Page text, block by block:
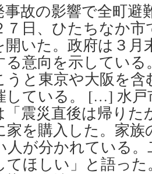
as
of
via
事故の影響で全町避
７日、ひたちなか
開いた。政府は３月
る意向を示してい
うと東京や大阪を
している。 […] 水
「震災直後は帰りた
家を購入した。家
人が分かれている
てほしい」と語っ